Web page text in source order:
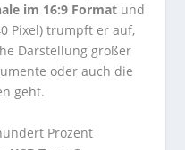
im 16:9 Format und
Pixel) trumpft er auf,
Darstellung großer
oder auch die
geht.
Prozent